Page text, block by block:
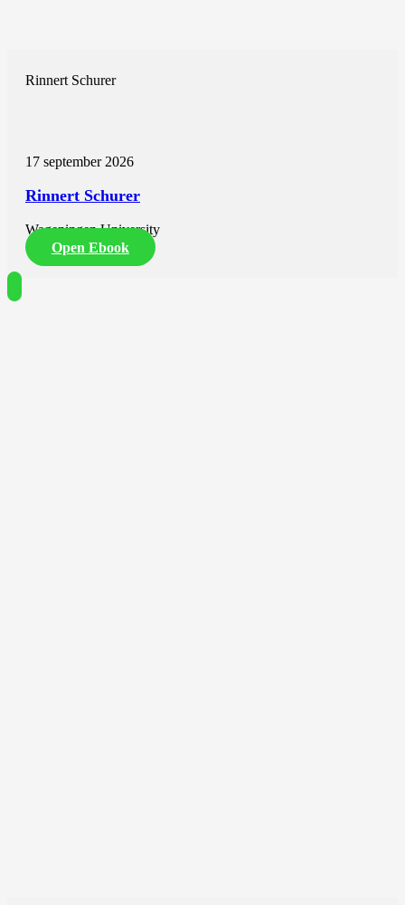
Rinnert Schurer
17 september 2026
Rinnert Schurer
Wageningen University
Open Ebook